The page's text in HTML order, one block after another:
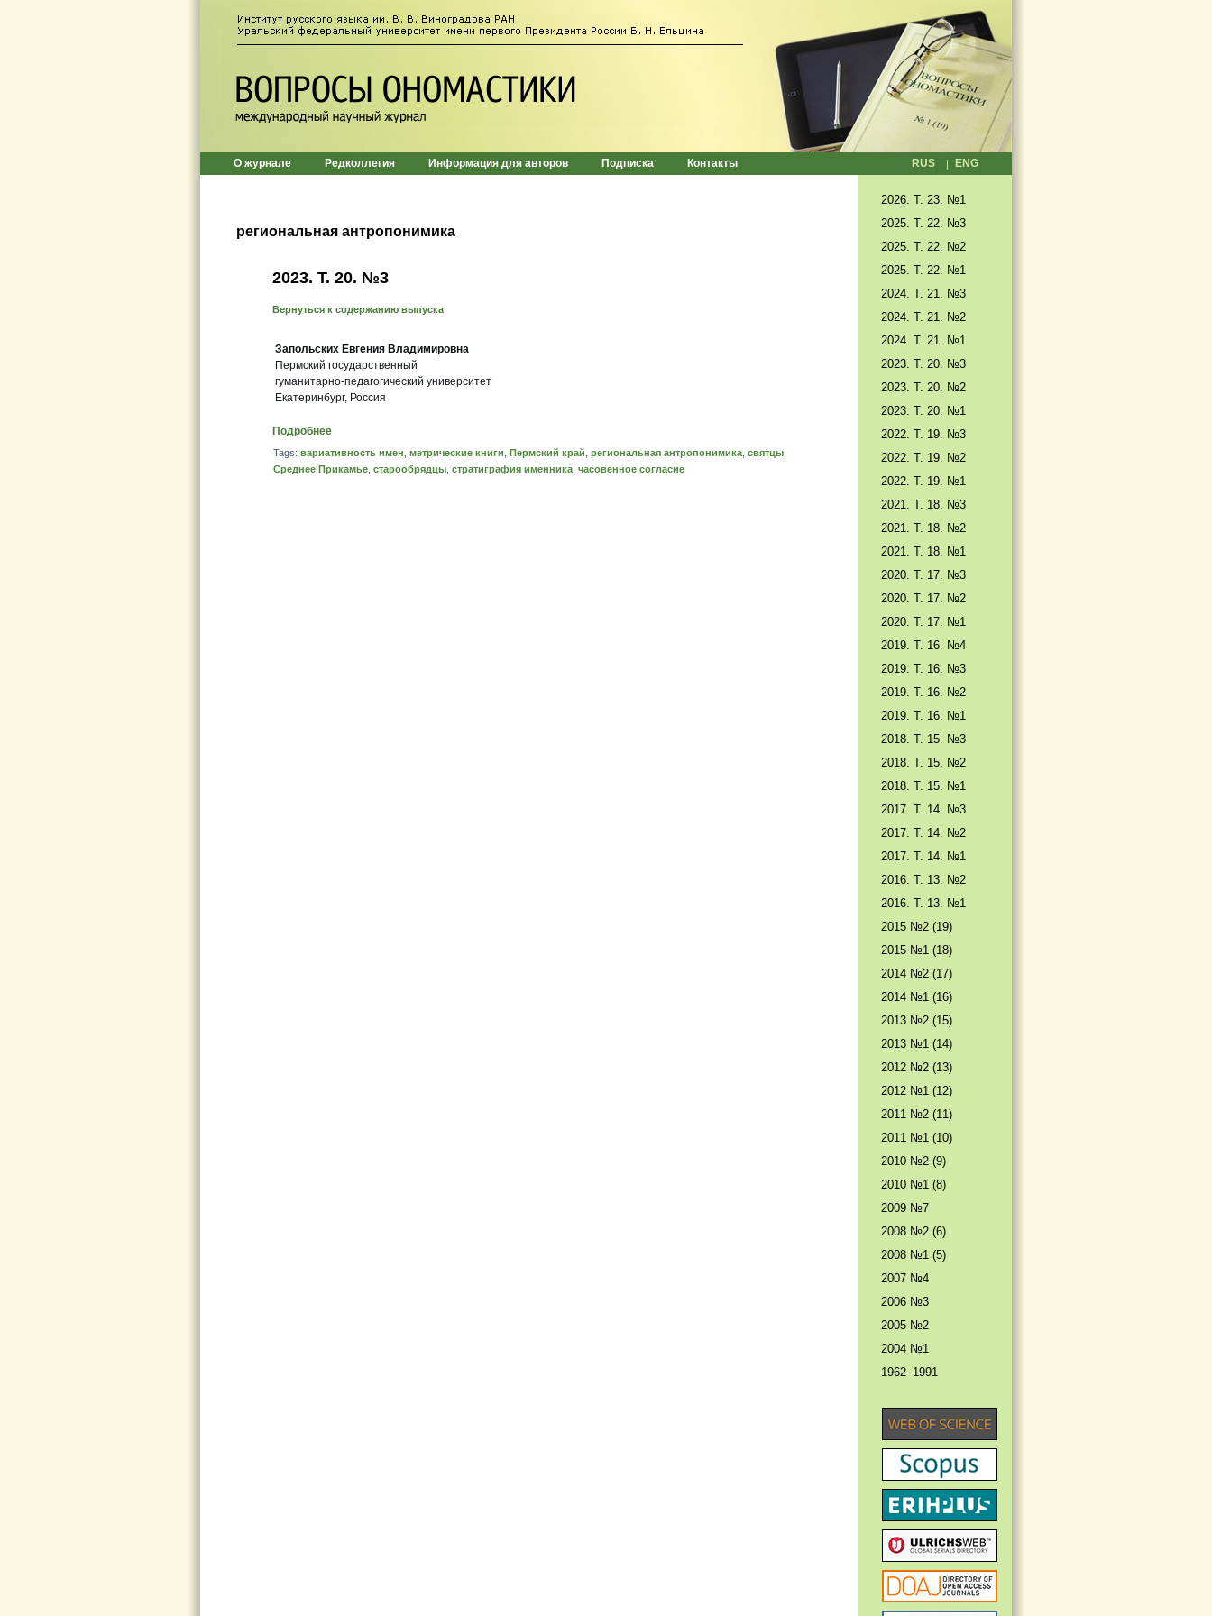
О журнале Редколлегия Информация для авторов Подписка Контакты RUS ENG
региональная антропонимика
2023. Т. 20. №3
Вернуться к содержанию выпуска
Запольских Евгения Владимировна
Пермский государственный
гуманитарно-педагогический университет
Екатеринбург, Россия
Подробнее
Tags: вариативность имен метрические книги Пермский край региональная антропонимика святцы
Среднее Прикамье старообрядцы стратиграфия именника часовенное согласие
2026. T. 23. №1
2025. T. 22. №3
2025. Т. 22. №2
2025. Т. 22. №1
2024. Т. 21. №3
2024. Т. 21. №2
2024. Т. 21. №1
2023. Т. 20. №3
2023. Т. 20. №2
2023. Т. 20. №1
2022. Т. 19. №3
2022. Т. 19. №2
2022. Т. 19. №1
2021. Т. 18. №3
2021. Т. 18. №2
2021. Т. 18. №1
2020. Т. 17. №3
2020. Т. 17. №2
2020. Т. 17. №1
2019. Т. 16. №4
2019. Т. 16. №3
2019. Т. 16. №2
2019. Т. 16. №1
2018. Т. 15. №3
2018. Т. 15. №2
2018. Т. 15. №1
2017. T. 14. №3
2017. T. 14. №2
2017. T. 14. №1
2016. T. 13. №2
2016. T. 13. №1
2015 №2 (19)
2015 №1 (18)
2014 №2 (17)
2014 №1 (16)
2013 №2 (15)
2013 №1 (14)
2012 №2 (13)
2012 №1 (12)
2011 №2 (11)
2011 №1 (10)
2010 №2 (9)
2010 №1 (8)
2009 №7
2008 №2 (6)
2008 №1 (5)
2007 №4
2006 №3
2005 №2
2004 №1
1962–1991